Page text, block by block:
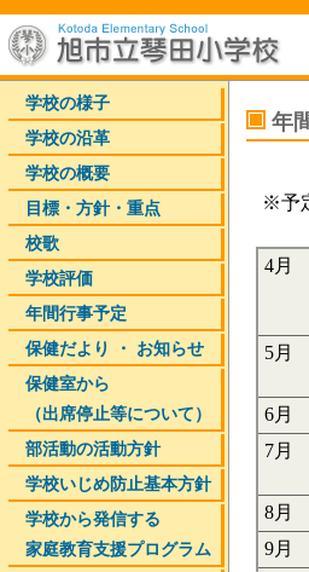
学校の様子
学校の沿革
学校の概要
目標・方針・重点
校歌
学校評価
年間行事予定
保健だより ・ お知らせ
保健室から
（出席停止等について）
部活動の活動方針
学校いじめ防止基本方針
学校から発信する
家庭教育支援プログラム
年
※予
4月
5月
6月
7月
8月
9月